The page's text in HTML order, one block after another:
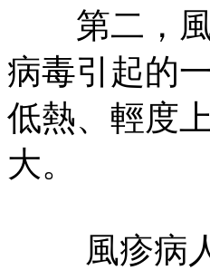
第二，風
病毒引起的
低熱、輕度
大。
風疹病人